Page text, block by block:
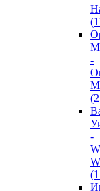
-
-